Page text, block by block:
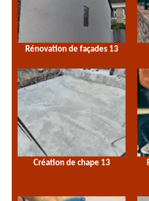
Rénovation de façades 13
Création de chape 13